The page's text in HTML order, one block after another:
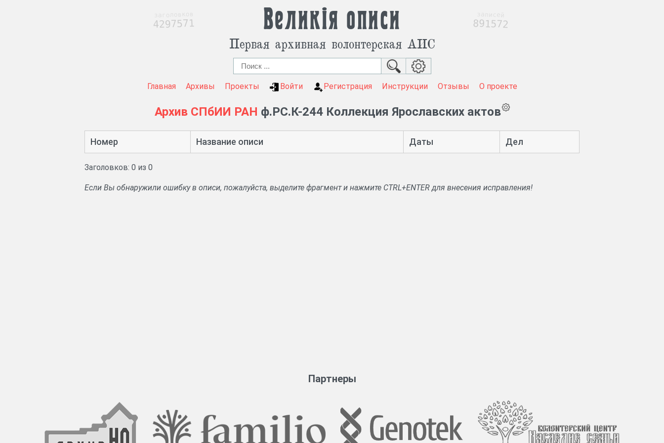
Великія описи
Первая архивная волонтерская АИС
Главная Архивы Проекты Войти Регистрация Инструкции Отзывы О проекте
Архив СПбИИ РАН ф.РС.К-244 Коллекция Ярославских актов
Номер Название описи Даты Дел
Заголовков: 0 из 0
Если Вы обнаружили ошибку в описи, пожалуйста, выделите фрагмент и нажмите CTRL+ENTER для внесения исправления!
Партнеры
4297571 891572